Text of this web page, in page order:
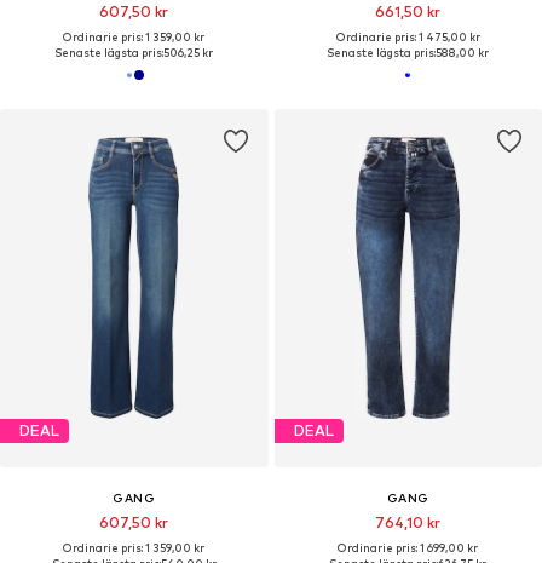
607,50 kr
Ordinarie pris: 1 359,00 kr
Senaste lägsta pris:506,25 kr
661,50 kr
Ordinarie pris: 1 475,00 kr
Senaste lägsta pris:588,00 kr
DEAL
GANG
607,50 kr
Ordinarie pris: 1 359,00 kr
DEAL
GANG
764,10 kr
Ordinarie pris: 1 699,00 kr